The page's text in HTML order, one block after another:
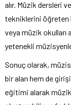
alır. Müzik dersleri
tekniklerini öğreten
veya müzik okulları
yetenekli
Sonuç olarak,
bir alan hem de
eğitimi alarak